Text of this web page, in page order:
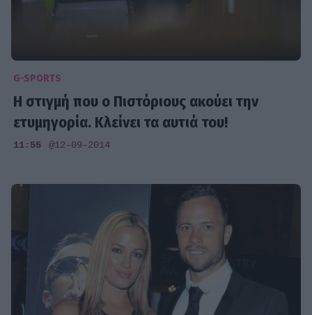
G-SPORTS
Η στιγμή που ο Πιστόριους ακούει την
ετυμηγορία. Κλείνει τα αυτιά του!
11:55 @12-09-2014